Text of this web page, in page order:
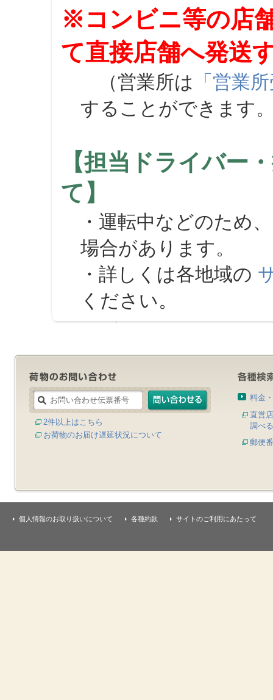
※コンビニ等の店
て直接店舗へ発送
（営業所は 「営業
することができます
【担当ドライバー
て】
・運転中などのため
場合があります。
・詳しくは各地域の
ください。
2件以上はこちら
お荷物のお届け遅延状況について
料金
直営
調べる
郵便
個人情報のお取り扱いについて 各種約款 サイトのご利用にあたって